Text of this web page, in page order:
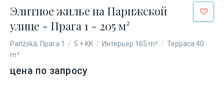
Элитное жилье на Парижской
улице - Прага 1 - 205 м²
Pařížská, Прага 1 / 5 + KK / Интерьер 165 m² / Терраса 40
m²
цена по запросу